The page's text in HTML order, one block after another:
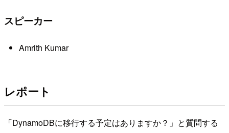
スピーカー
Amrith Kumar
レポート
「DynamoDBに移行する予定はありますか？」と質問する